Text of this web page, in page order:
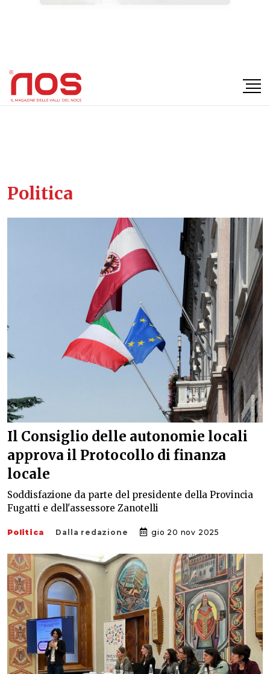
Politica
Il Consiglio delle autonomie locali
approva il Protocollo di finanza
locale
Soddisfazione da parte del presidente della Provincia
Fugatti e dell'assessore Zanotelli
Politica Dalla redazione gio 20 nov 2025